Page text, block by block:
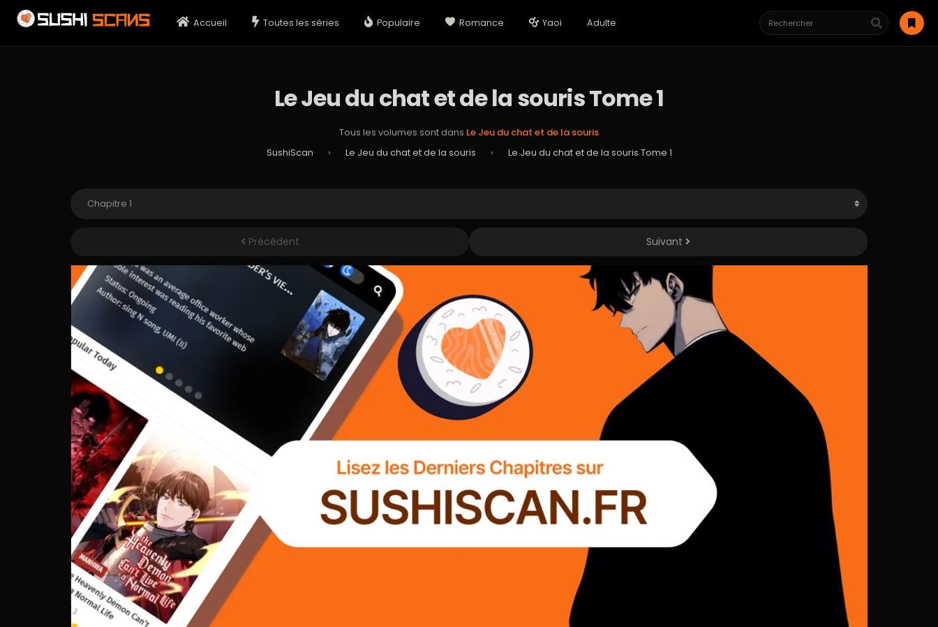
Accueil Toutes les séries Populaire Romance Yaoi Adulte
Le Jeu du chat et de la souris Tome 1
Tous les volumes sont dans Le Jeu du chat et de la souris
SushiScan
› Le Jeu du chat et de la souris › Le Jeu du chat et de la souris Tome 1
Précédent Suivant